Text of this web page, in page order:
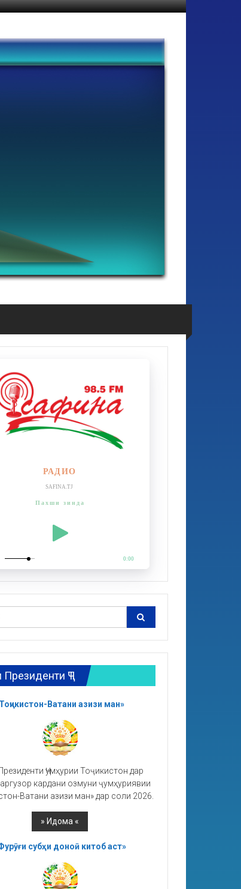
РАДИО
SAFINA.TJ
Пахши зинда
0:00
ҶТ
Ватани азизи ман»
Ҷумҳурии Тоҷикистон дар
кардани озмуни ҷумҳуриявии
Ватани азизи ман» дар соли 2026.
субҳи доноӣ китоб аст»